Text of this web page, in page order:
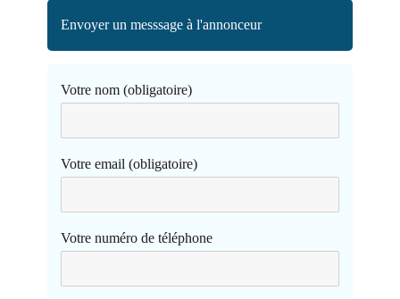
Envoyer un messsage à l'annonceur
Votre nom (obligatoire)
Votre email (obligatoire)
Votre numéro de téléphone